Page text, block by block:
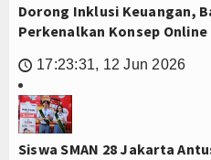
Dorong Inklusi Keuangan,
Perkenalkan Konsep
🕔 17:23:31, 12 Jun 2026
Siswa SMAN 28 Jakarta